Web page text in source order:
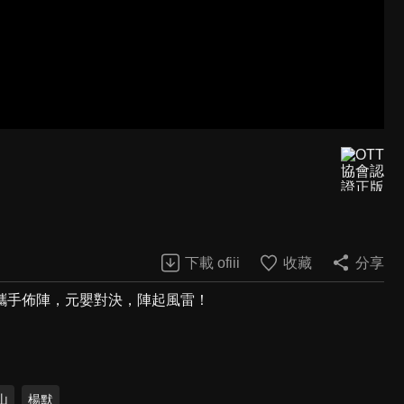
下載 ofiii 收藏 分享
佈陣，元嬰對決，陣起風雷！
楊默